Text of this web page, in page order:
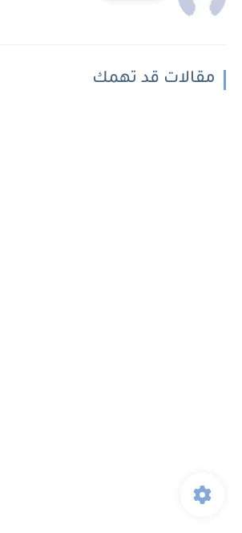
مقالات قد تهمك